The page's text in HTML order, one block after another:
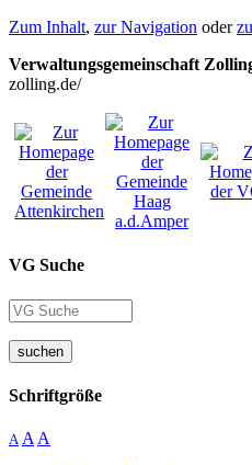
Zum Inhalt, zur Navigation oder
Verwaltungsgemeinschaft
zolling.de/
VG Suche
suchen
Schriftgröße
A A A